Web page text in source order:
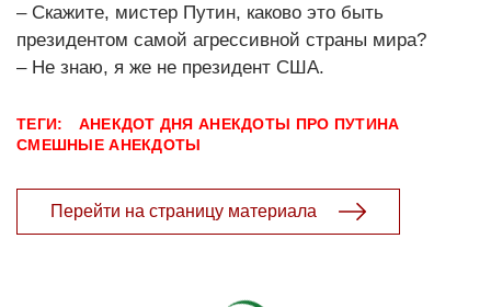
– Скажите, мистер Путин, каково это быть
президентом самой агрессивной страны мира?
– Не знаю, я же не президент США.
ТЕГИ: АНЕКДОТ ДНЯ АНЕКДОТЫ ПРО ПУТИНА
СМЕШНЫЕ АНЕКДОТЫ
Перейти на страницу материала